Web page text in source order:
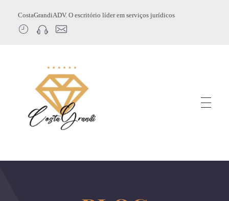
CostaGrandiADV. O escritório líder em serviços jurídicos